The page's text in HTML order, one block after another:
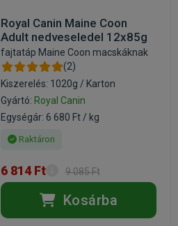
Royal Canin Maine Coon
Adult nedveseledel 12x85g
fajtatáp Maine Coon macskáknak
(2)
Kiszerelés: 1020g / Karton
Gyártó: Royal Canin
Egységár: 6 680 Ft / kg
Raktáron
6 814 Ft 9 085 Ft
Kosárba